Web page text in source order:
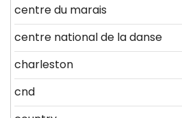
centre du marais
centre national de la danse
charleston
cnd